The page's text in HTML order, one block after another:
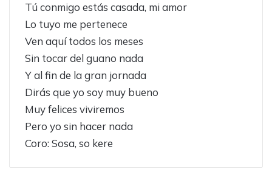
Tú conmigo estás casada, mi amor
Lo tuyo me pertenece
Ven aquí todos los meses
Sin tocar del guano nada
Y al fin de la gran jornada
Dirás que yo soy muy bueno
Muy felices viviremos
Pero yo sin hacer nada
Coro: Sosa, so kere